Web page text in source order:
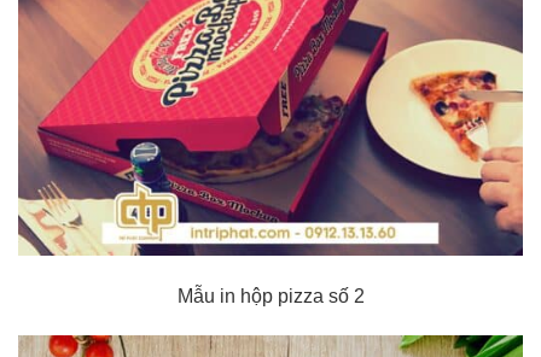
Mẫu in hộp pizza số 2